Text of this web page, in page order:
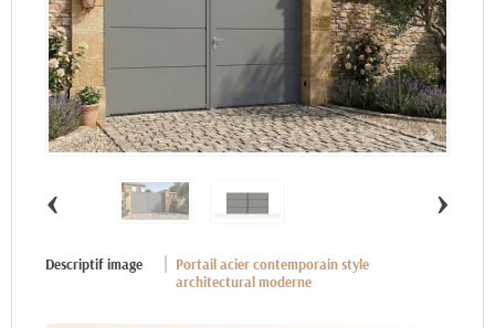
‹ ›
Descriptif image
Portail acier contemporain style
architectural moderne